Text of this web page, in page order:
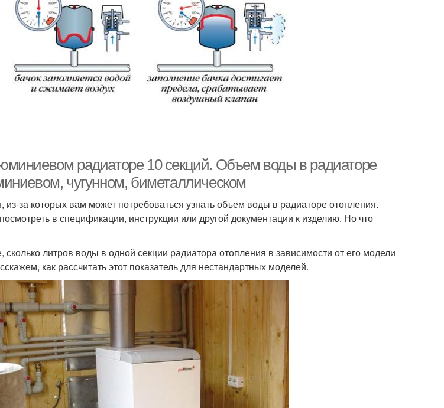
радиаторе 10 секций. Объем воды в радиаторе
чугунном, биметаллическом
из-за которых вам может потребоваться узнать объем воды в радиаторе отопления.
в спецификации, инструкции или другой документации к изделию. Но что
сколько литров воды в одной секции радиатора отопления в зависимости от его модели
как рассчитать этот показатель для нестандартных моделей.